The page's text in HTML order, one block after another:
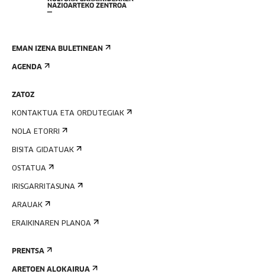
EMAN IZENA BULETINEAN
AGENDA
ZATOZ
KONTAKTUA ETA ORDUTEGIAK
NOLA ETORRI
BISITA GIDATUAK
OSTATUA
IRISGARRITASUNA
ARAUAK
ERAIKINAREN PLANOA
PRENTSA
ARETOEN ALOKAIRUA